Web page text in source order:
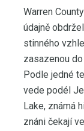
Warren
údajně
stinného
zasazenou
Podle jedné
vede podél
Lake, známá
znáni čekají